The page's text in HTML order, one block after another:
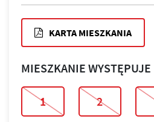
KARTA MIESZKANIA
MIESZKANIE
1 2